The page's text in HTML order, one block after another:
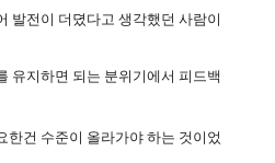
발전이 더뎠다고 생각했던 사람이
유지하면 되는 분위기에서 피드백
한건 수준이 올라가야 하는 것이었